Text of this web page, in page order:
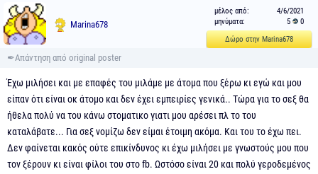
Marina678
μέλος από:
4/6/2021
μηνύματα:
5
0
Δώρο στην Marina678
Έχω μιλήσει και με επαφές του μιλάμε με άτομα που ξέρω κι εγώ και μου
είπαν ότι είναι οκ άτομο και δεν έχει εμπειρίες γενικά.. Τώρα για το σεξ θα
ήθελα πολύ να του κάνω στοματικο γιατι μου αρέσει πλ το του
καταλάβατε... Για σεξ νομίζω δεν είμαι έτοιμη ακόμα. Και του το έχω πει.
Δεν φαίνεται κακός ούτε επικίνδυνος κι έχω μιλήσει με γνωστούς μου που
τον ξέρουν κι είναι φίλοι του στο fb. Ωστόσο είναι 20 και πολύ γεροδεμένος